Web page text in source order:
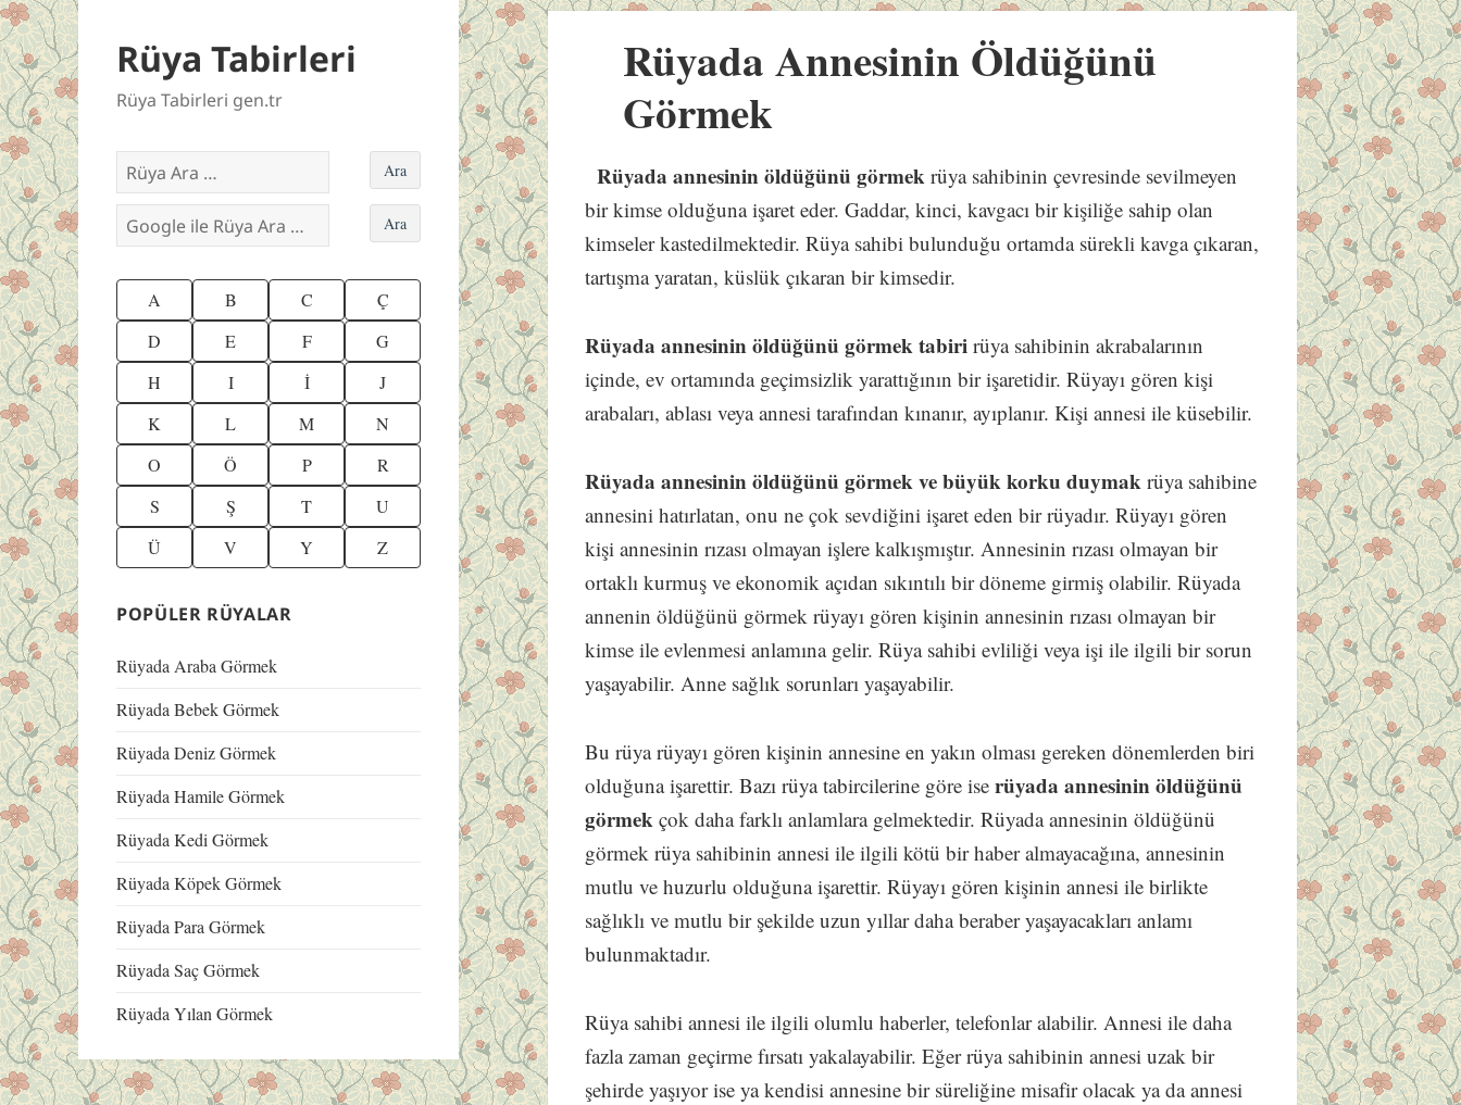
Rüya Tabirleri
Rüya Tabirleri gen.tr
A B C
Ç
D
E F
G
H
I İ
J
K
L M
N
O
Ö P
R
S
Ş T
U
Ü
V Y Z
POPÜLER RÜYALAR
Rüyada Araba Görmek
Rüyada Bebek Görmek
Rüyada Deniz Görmek
Rüyada Hamile Görmek
Rüyada Kedi Görmek
Rüyada Köpek Görmek
Rüyada Para Görmek
Rüyada Saç Görmek
Rüyada Yılan Görmek
Rüyada Annesinin Öldüğünü
Görmek
Rüyada annesinin öldüğünü görmek rüya sahibinin çevresinde sevilmeyen
bir kimse olduğuna işaret eder. Gaddar, kinci, kavgacı bir kişiliğe sahip olan
kimseler kastedilmektedir. Rüya sahibi bulunduğu ortamda sürekli kavga çıkaran,
tartışma yaratan, küslük çıkaran bir kimsedir.
Rüyada annesinin öldüğünü görmek tabiri rüya sahibinin akrabalarının
içinde, ev ortamında geçimsizlik yarattığının bir işaretidir. Rüyayı gören kişi
arabaları, ablası veya annesi tarafından kınanır, ayıplanır. Kişi annesi ile küsebilir.
Rüyada annesinin öldüğünü görmek ve büyük korku duymak rüya sahibine
annesini hatırlatan, onu ne çok sevdiğini işaret eden bir rüyadır. Rüyayı gören
kişi annesinin rızası olmayan işlere kalkışmıştır. Annesinin rızası olmayan bir
ortaklı kurmuş ve ekonomik açıdan sıkıntılı bir döneme girmiş olabilir. Rüyada
annenin öldüğünü görmek rüyayı gören kişinin annesinin rızası olmayan bir
kimse ile evlenmesi anlamına gelir. Rüya sahibi evliliği veya işi ile ilgili bir sorun
yaşayabilir. Anne sağlık sorunları yaşayabilir.
Bu rüya rüyayı gören kişinin annesine en yakın olması gereken dönemlerden biri
olduğuna işarettir. Bazı rüya tabircilerine göre iserüyada annesinin öldüğünü
görmek çok daha farklı anlamlara gelmektedir. Rüyada annesinin öldüğünü
görmek rüya sahibinin annesi ile ilgili kötü bir haber almayacağına, annesinin
mutlu ve huzurlu olduğuna işarettir. Rüyayı gören kişinin annesi ile birlikte
sağlıklı ve mutlu bir şekilde uzun yıllar daha beraber yaşayacakları anlamı
bulunmaktadır.
Rüya sahibi annesi ile ilgili olumlu haberler, telefonlar alabilir. Annesi ile daha
fazla zaman geçirme fırsatı yakalayabilir. Eğer rüya sahibinin annesi uzak bir
şehirde yaşıyor ise ya kendisi annesine bir süreliğine misafir olacak ya da annesi